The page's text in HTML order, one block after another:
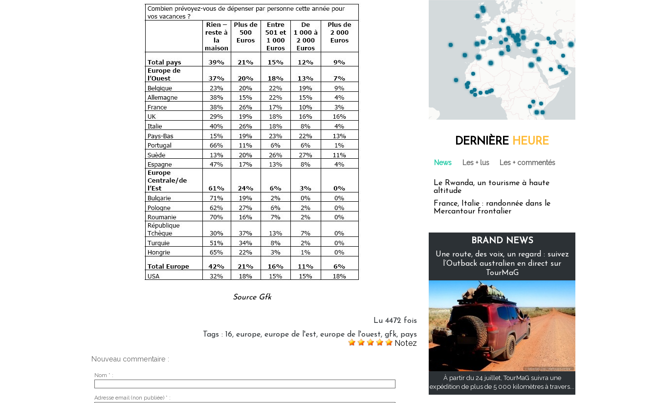
Source Gfk
Lu 4472 fois
Tags : 16, europe, europe de l'est, europe de l'ouest, gfk, pays
Notez
Nouveau commentaire :
Nom * :
Adresse email (non publiée) * :
DERNIÈRE HEURE
News Les + lus Les + commentés
Le Rwanda, un tourisme à haute
altitude
France, Italie : randonnée dans le
Mercantour frontalier
BRAND NEWS
Une route, des voix, un regard : suivez
l’Outback australien en direct sur
TourMaG
À partir du 24 juillet, TourMaG suivra une
expédition de plus de 5 000 kilomètres à travers...